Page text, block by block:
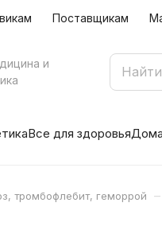
Поставщикам
и
Все для здоровья
тромбофлебит, геморрой –